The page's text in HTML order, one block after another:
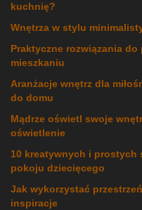
kuchnię?
Wnętrza w stylu
Praktyczne rozwiązania do
mieszkaniu
Aranżacje wnętrz dla
do domu
Mądrze oświetl swoje
oświetlenie
10 kreatywnych i
pokoju dziecięcego
Jak wykorzystać
inspiracje